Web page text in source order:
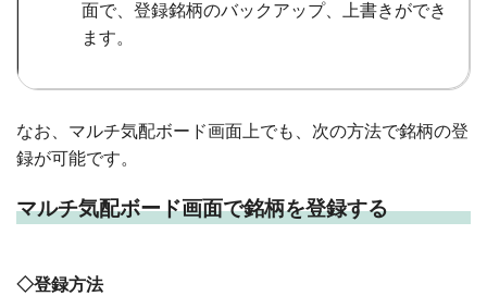
面で、登録銘柄のバックアップ、上書きができ
ます。
なお、マルチ気配ボード画面上でも、次の方法で銘柄の登
録が可能です。
マルチ気配ボード画面で銘柄を登録する
◇登録方法